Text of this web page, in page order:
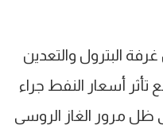
غرفة البترول والتعدين
تأثر أسعار النفط جراء
ظل مرور الغاز الروسي